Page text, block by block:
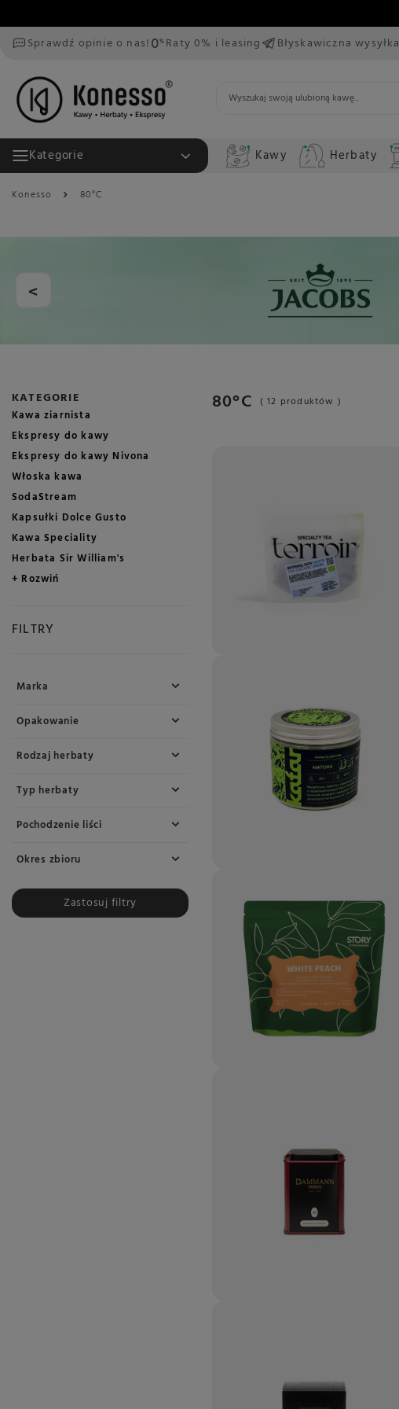
Sprawdź opinie o nas!
Raty 0% i leasing Błyskawiczna wysyłka
Kategorie Kawy Herbaty
Konesso 80°C
<
KATEGORIE
Kawa ziarnista
Ekspresy do kawy
Ekspresy do kawy Nivona
Włoska kawa
SodaStream
Kapsułki Dolce Gusto
Kawa Speciality
Herbata Sir William's
+ Rozwiń
FILTRY
Marka
Opakowanie
Rodzaj herbaty
Typ herbaty
Pochodzenie liści
Okres zbioru
Zastosuj filtry
80°C ( 12 produktów )